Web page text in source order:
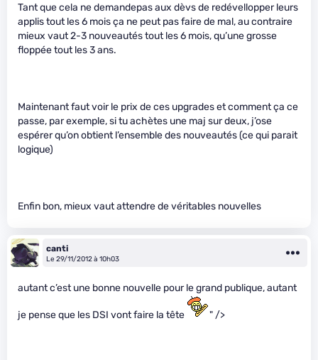
Tant que cela ne demandepas aux dèvs de redévellopper leurs
applis tout les 6 mois ça ne peut pas faire de mal, au contraire
mieux vaut 2-3 nouveautés tout les 6 mois, qu’une grosse
floppée tout les 3 ans.
Maintenant faut voir le prix de ces upgrades et comment ça ce
passe, par exemple, si tu achètes une maj sur deux, j’ose
espérer qu’on obtient l’ensemble des nouveautés (ce qui parait
logique)
Enfin bon, mieux vaut attendre de véritables nouvelles
canti
Le 29/11/2012 à 10h03
autant c’est une bonne nouvelle pour le grand publique, autant
je pense que les DSI vont faire la tête " />